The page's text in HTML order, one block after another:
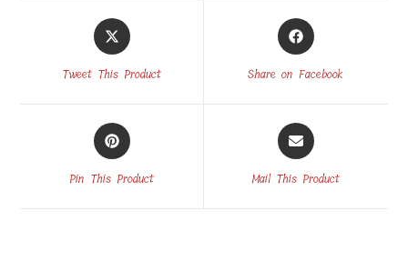
Opens
in
a
new
Tweet This Product
Opens
in
new
Share on Facebook
Opens
in
a
new
Pin This Product
Opens
in
a
new
Mail This Product